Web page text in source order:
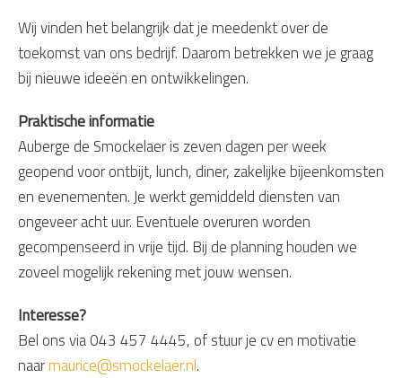
Wij vinden het belangrijk dat je meedenkt over de
toekomst van ons bedrijf. Daarom betrekken we je graag
bij nieuwe ideeën en ontwikkelingen.
Praktische informatie
Auberge de Smockelaer is zeven dagen per week
geopend voor ontbijt, lunch, diner, zakelijke bijeenkomsten
en evenementen. Je werkt gemiddeld diensten van
ongeveer acht uur. Eventuele overuren worden
gecompenseerd in vrije tijd. Bij de planning houden we
zoveel mogelijk rekening met jouw wensen.
Interesse?
Bel ons via 043 457 4445, of stuur je cv en motivatie
naarmaurice@smockelaer.nl.